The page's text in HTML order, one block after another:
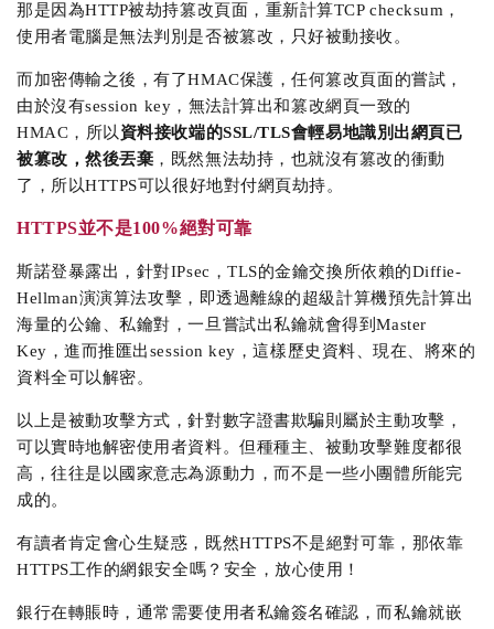
那是因為HTTP被劫持篡改頁面，重新計算TCP checksum，
使用者電腦是無法判別是否被篡改，只好被動接收。
而加密傳輸之後，有了HMAC保護，任何篡改頁面的嘗試，
由於沒有session key，無法計算出和篡改網頁一致的
HMAC，所以 資料接收端的SSL/TLS會輕易地識別出網頁已
被篡改，然後丟棄 ，既然無法劫持，也就沒有篡改的衝動
了，所以HTTPS可以很好地對付網頁劫持。
HTTPS並不是100%絕對可靠
斯諾登暴露出，針對IPsec，TLS的金鑰交換所依賴的Diffie-
Hellman演演算法攻擊，即透過離線的超級計算機預先計算出
海量的公鑰、私鑰對，一旦嘗試出私鑰就會得到Master
Key，進而推匯出session key，這樣歷史資料、現在、將來的
資料全可以解密。
以上是被動攻擊方式，針對數字證書欺騙則屬於主動攻擊，
可以實時地解密使用者資料。但種種主、被動攻擊難度都很
高，往往是以國家意志為源動力，而不是一些小團體所能完
成的。
有讀者肯定會心生疑惑，既然HTTPS不是絕對可靠，那依靠
HTTPS工作的網銀安全嗎？安全，放心使用！
銀行在轉賬時，通常需要使用者私鑰簽名確認，而私鑰就嵌